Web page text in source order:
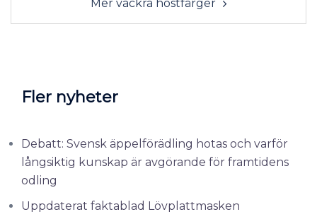
Mer vackra höstfärger
Fler nyheter
Debatt: Svensk äppelförädling hotas och varför
långsiktig kunskap är avgörande för framtidens
odling
Uppdaterat faktablad Lövplattmasken